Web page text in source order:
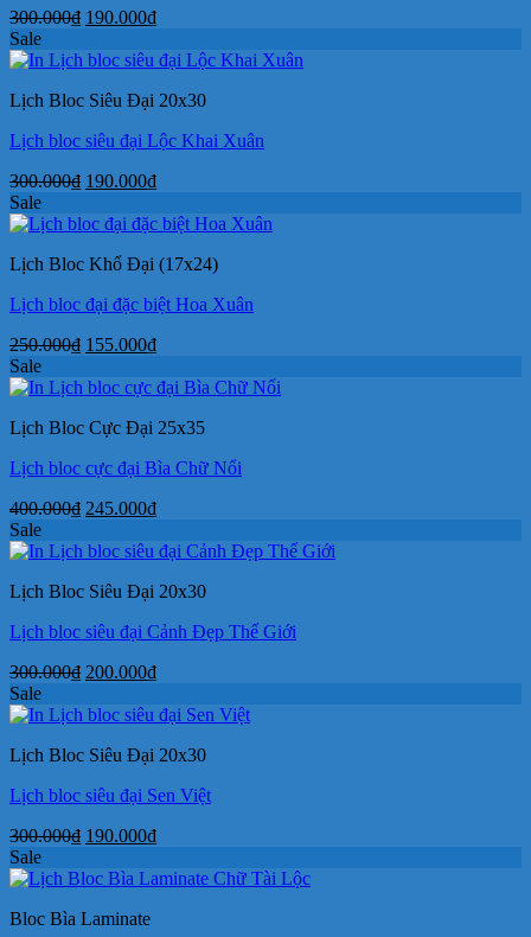
300.000₫ Giá
là:
190.000₫Giá
tại
190.000₫.
Sale
Lịch Bloc Siêu Đại 20x30
Lịch bloc siêu đại Lộc Khai Xuân
300.000₫ Giá
là:
190.000₫Giá
tại
190.000₫.
Sale
Lịch Bloc Khổ Đại (17x24)
Lịch bloc đại đặc biệt Hoa Xuân
250.000₫ Giá
là:
155.000₫Giá
tại
155.000₫.
Sale
Lịch Bloc Cực Đại 25x35
Lịch bloc cực đại Bìa Chữ Nổi
400.000₫ Giá
là:
245.000₫Giá
tại
245.000₫.
Sale
Lịch Bloc Siêu Đại 20x30
Lịch bloc siêu đại Cảnh Đẹp Thế Giới
300.000₫ Giá
là:
200.000₫Giá
tại
200.000₫.
Sale
Lịch Bloc Siêu Đại 20x30
Lịch bloc siêu đại Sen Việt
300.000₫ Giá
là:
190.000₫Giá
tại
Sale
Bloc Bìa Laminate